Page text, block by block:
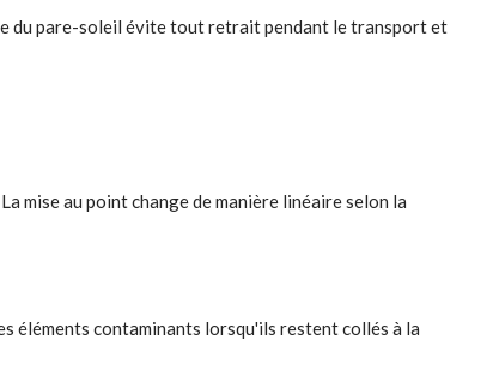
du pare-soleil évite tout retrait pendant le transport et
mise au point change de manière linéaire selon la
éléments contaminants lorsqu'ils restent collés à la